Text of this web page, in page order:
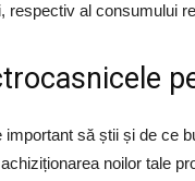
respectiv al consumului
să știi și de ce
noilor tale